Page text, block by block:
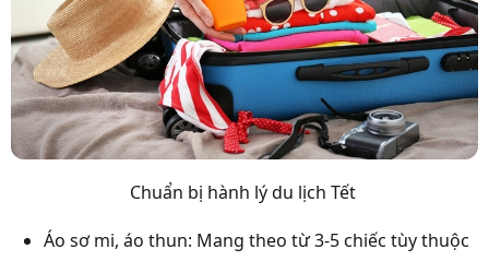
Chuẩn bị hành lý du lịch Tết
Áo sơ mi, áo thun: Mang theo từ 3-5 chiếc tùy thuộc